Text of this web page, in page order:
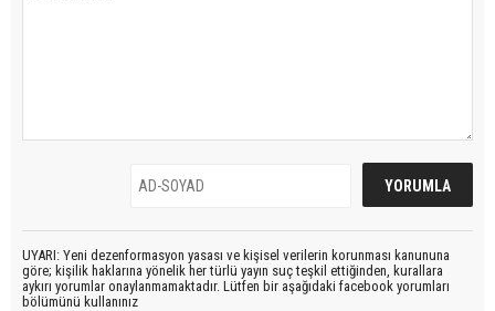
UYARI: Yeni dezenformasyon yasası ve kişisel verilerin korunması kanununa
göre; kişilik haklarına yönelik her türlü yayın suç teşkil ettiğinden, kurallara
aykırı yorumlar onaylanmamaktadır. Lütfen bir aşağıdaki facebook yorumları
bölümünü kullanınız